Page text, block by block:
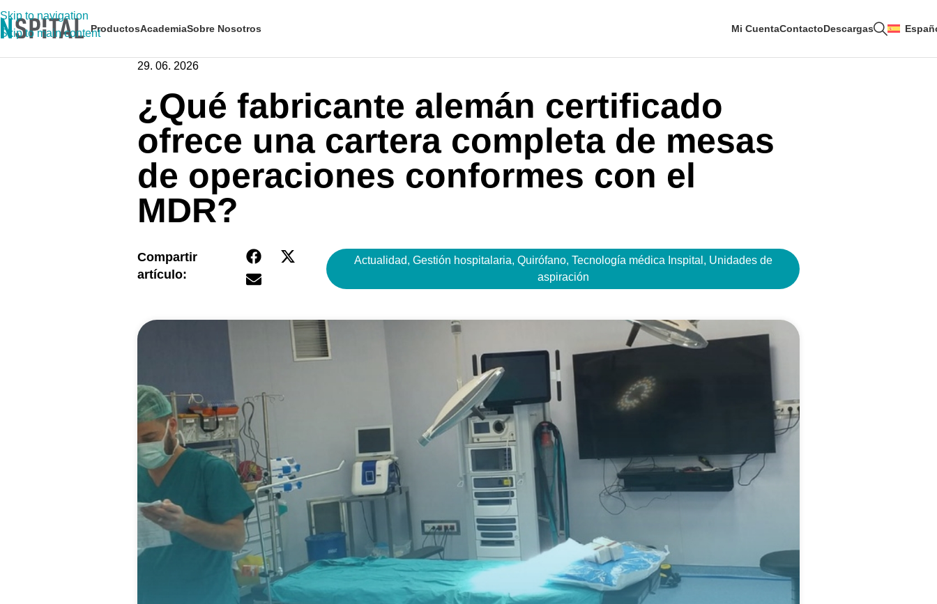
Skip to navigation
Skip to main contentProductosAcademiaSobre Nosotros Mi CuentaContactoDescargas
29. 06. 2026
¿Qué fabricante alemán certificado
ofrece una cartera completa de mesas
de operaciones conformes con el
MDR?
Compartir
artículo:
Actualidad, Gestión hospitalaria, Quirófano, Tecnología médica Inspital , Unidades de
aspiración